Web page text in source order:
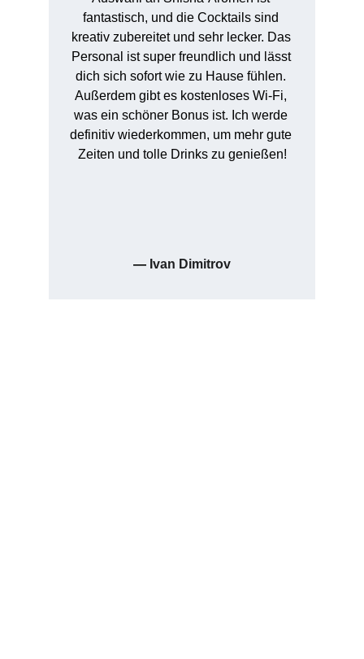
fantastisch, und die Cocktails sind
kreativ zubereitet und sehr lecker. Das
Personal ist super freundlich und lässt
dich sich sofort wie zu Hause fühlen.
Außerdem gibt es kostenloses Wi-Fi,
was ein schöner Bonus ist. Ich werde
definitiv wiederkommen, um mehr gute
Zeiten und tolle Drinks zu genießen!
— Ivan Dimitrov